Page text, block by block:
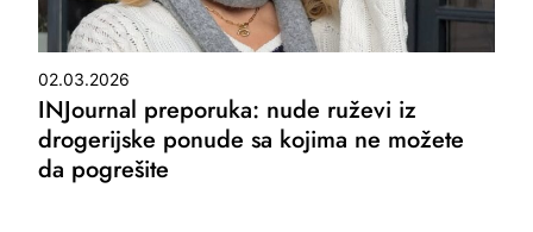
02.03.2026
INJournal preporuka: nude ruževi iz
drogerijske ponude sa kojima ne možete
da pogrešite